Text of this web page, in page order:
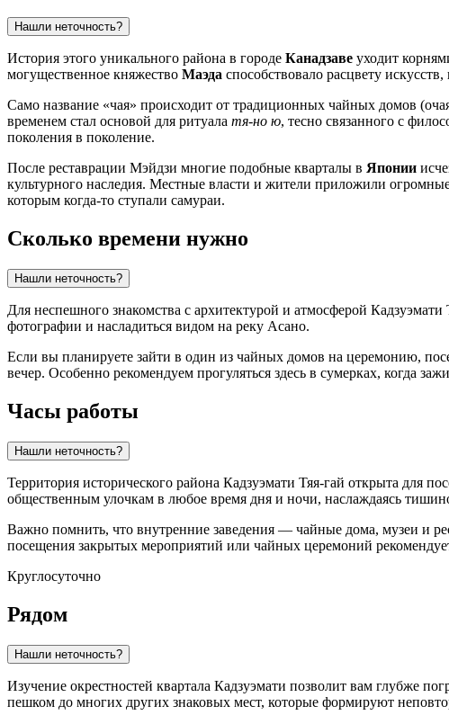
Нашли неточность?
История этого уникального района в городе Канадзаве уходит
могущественное княжество Маэда способствовало расцвету
Само название «чая» происходит от традиционных чайных домов
временем стал основой для ритуала тя-но ю, тесно связанного с
поколения в поколение.
После реставрации Мэйдзи многие подобные кварталы в Японии
культурного наследия. Местные власти и жители приложили
которым когда-то ступали самураи.
Сколько времени нужно
Нашли неточность?
Для неспешного знакомства с архитектурой и атмосферой Кадзуэмати
фотографии и насладиться видом на реку Асано.
Если вы планируете зайти в один из чайных домов на церемонию,
вечер. Особенно рекомендуем прогуляться здесь в сумерках, когда
Часы работы
Нашли неточность?
Территория исторического района Кадзуэмати Тяя-гай открыта для
общественным улочкам в любое время дня и ночи, наслаждаясь
Важно помнить, что внутренние заведения — чайные дома, музеи и
посещения закрытых мероприятий или чайных церемоний
Круглосуточно
Рядом
Нашли неточность?
Изучение окрестностей квартала Кадзуэмати позволит вам глубже
пешком до многих других знаковых мест, которые формируют